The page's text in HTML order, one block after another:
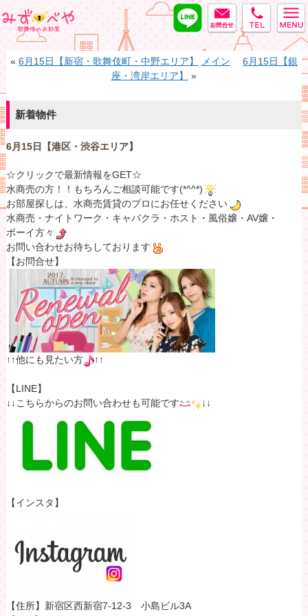
tel
MAIL
LINE
« 6月15日【新宿・歌舞伎町・中野エリア】 メイン
6月15日【銀
座・湾岸エリア】
»
新着物件
6月15日【港区・渋谷エリア】
☆クリックで最新情報をGET☆
水商売の方！！もちろんご相談可能です(*^^*)
お部屋探しは、水商売賃貸のプロにお任せください
水商売・ナイトワーク・キャバクラ・ホスト・風俗嬢・AV嬢・
ボーイ方々
お問い合わせお待ちしております
【お問合せ】
↑↑他にも見たい方 ↑↑
【LINE】
↓↓こちらからのお問い合わせも可能です
↓↓
【インスタ】
【住所】新宿区西新宿7-12-3 小島ビル3A